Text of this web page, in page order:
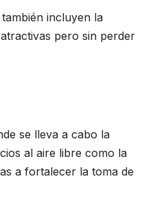
incluyen la
pero sin perder
se lleva a cabo la
al aire libre como la
a fortalecer la toma de